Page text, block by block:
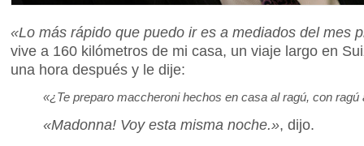
«Lo más rápido que puedo ir es a mediados del mes
vive a 160 kilómetros de mi casa, un viaje largo en
una hora después y le dije:
«¿Te preparo maccheroni hechos en casa al ragú, con
«Madonna! Voy esta misma noche.», dijo.